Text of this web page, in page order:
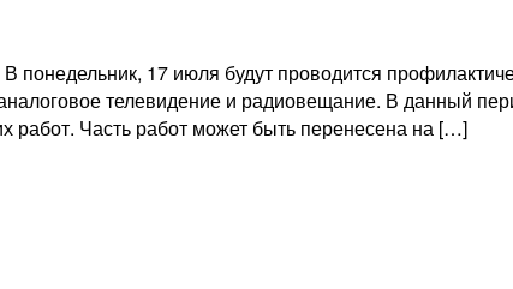
17 июля будут проводится
телевидение и радиовещание. В данный
работ. Часть работ может быть перенесена на […]